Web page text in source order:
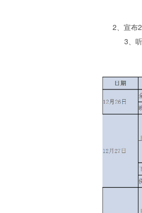
2、宣布
3、